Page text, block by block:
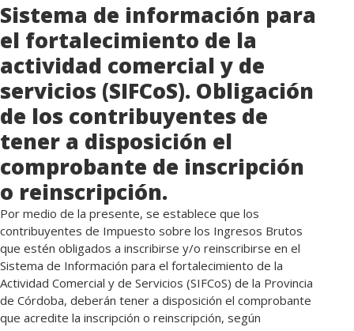
Sistema de información para
el fortalecimiento de la
actividad comercial y de
servicios (SIFCoS). Obligación
de los contribuyentes de
tener a disposición el
comprobante de inscripción
o reinscripción.
Por medio de la presente, se establece que los
contribuyentes de Impuesto sobre los Ingresos Brutos
que estén obligados a inscribirse y/o reinscribirse en el
Sistema de Información para el fortalecimiento de la
Actividad Comercial y de Servicios (SIFCoS) de la Provincia
de Córdoba, deberán tener a disposición el comprobante
que acredite la inscripción o reinscripción, según